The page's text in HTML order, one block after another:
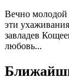
Вечно молодой
эти
завладев
любовь...